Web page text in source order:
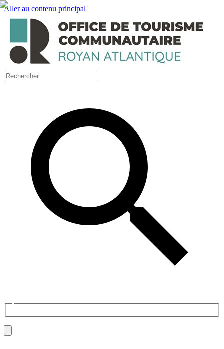
Aller au contenu principal